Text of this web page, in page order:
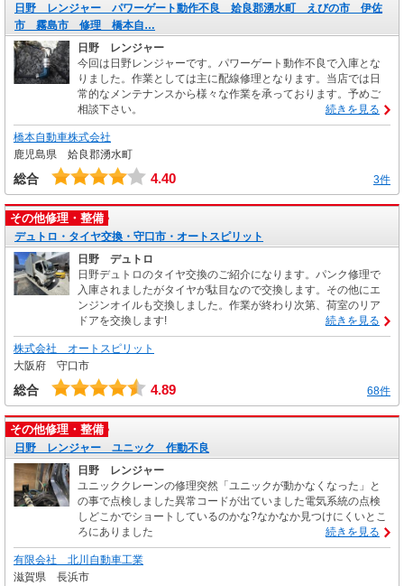
日野 レンジャー パワーゲート動作不良 姶良郡湧水町 えびの市 伊佐
市 霧島市 修理 橋本自…
日野 レンジャー
今回は日野レンジャーです。パワーゲート動作不良で入庫とな
りました。作業としては主に配線修理となります。当店では日
常的なメンテナンスから様々な作業を承っております。予めご
相談下さい。
続きを見る
橋本自動車株式会社
鹿児島県 姶良郡湧水町
総合 4.40 3件
その他修理・整備
デュトロ・タイヤ交換・守口市・オートスピリット
日野 デュトロ
日野デュトロのタイヤ交換のご紹介になります。パンク修理で
入庫されましたがタイヤが駄目なので交換します。その他にエ
ンジンオイルも交換しました。作業が終わり次第、荷室のリア
ドアを交換します!
続きを見る
株式会社 オートスピリット
大阪府 守口市
総合 4.89 68件
その他修理・整備
日野 レンジャー ユニック 作動不良
日野 レンジャー
ユニッククレーンの修理突然「ユニックが動かなくなった」と
の事で点検しました異常コードが出ていました電気系統の点検
しどこかでショートしているのかな?なかなか見つけにくいとこ
ろにありました
続きを見る
有限会社 北川自動車工業
滋賀県 長浜市